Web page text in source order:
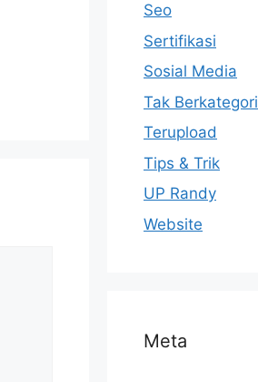
Seo
Sertifikasi
Sosial Media
Tak Berkategori
Terupload
Tips & Trik
UP Randy
Website
Meta